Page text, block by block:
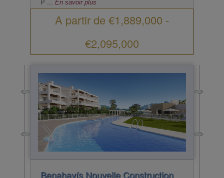
En savoir plus
A partir de €1,889,000 -
€2,095,000
Benahavís Nouvelle Construction